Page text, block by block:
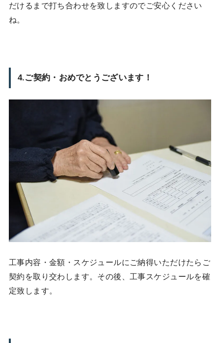
だけるまで打ち合わせを致しますのでご安心ください
ね。
4.ご契約・おめでとうございます！
工事内容・金額・スケジュールにご納得いただけたらご
契約を取り交わします。その後、工事スケジュールを確
定致します。